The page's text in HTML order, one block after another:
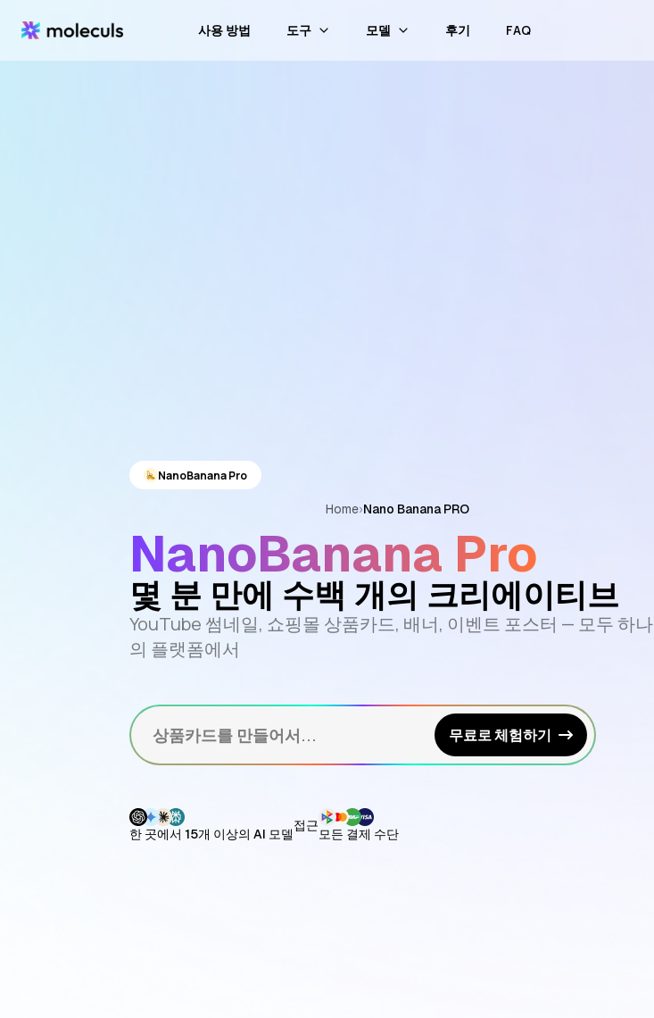
사용 방법 도구 모델 후기 FAQ
NanoBanana Pro
Home›Nano Banana PRO
NanoBanana Pro
몇 분 만에 수백 개의 크리에이티브
YouTube 썸네일, 쇼핑몰 상품카드, 배너, 이벤트 포스터 — 모두 하나
의 플랫폼에서
상품카드를 만들어서... 무료로 체험하기
한 곳에서 15개 이상의 AI 모델
접근
모든 결제 수단